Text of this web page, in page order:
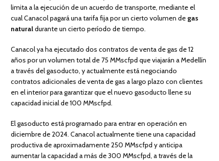
limita a la ejecución de un acuerdo de transporte, mediante el
cual Canacol pagará una tarifa fija por un cierto volumen de gas
naturaldurante un cierto período de tiempo.
Canacol ya ha ejecutado dos contratos de venta de gas de 12
años por un volumen total de 75 MMscfpd que viajarán a Medellín
a través del gasoducto, y actualmente está negociando
contratos adicionales de venta de gas a largo plazo con clientes
en el interior para garantizar que el nuevo gasoducto llene su
capacidad inicial de 100 MMscfpd.
El gasoducto está programado para entrar en operación en
diciembre de 2024. Canacol actualmente tiene una capacidad
productiva de aproximadamente 250 MMscfpd y anticipa
aumentar la capacidad a más de 300 MMscfpd, a través de la